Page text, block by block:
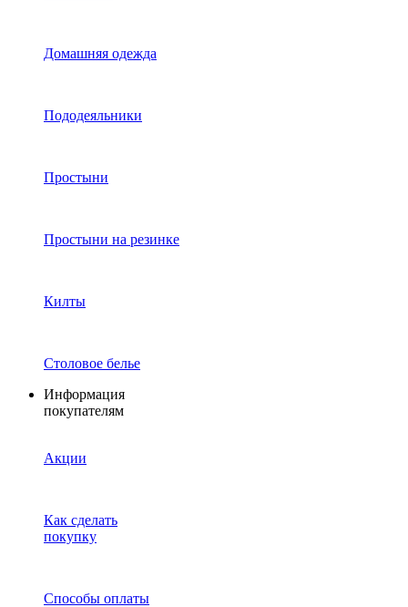
Домашняя одежда
Пододеяльники
Простыни
Простыни на резинке
Килты
Столовое белье
Информация
покупателям
Акции
Как сделать
покупку
Способы оплаты